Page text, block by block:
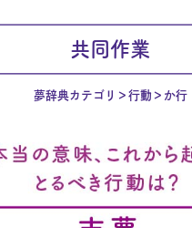
共同作業
夢辞典カテゴリ 行動 か行